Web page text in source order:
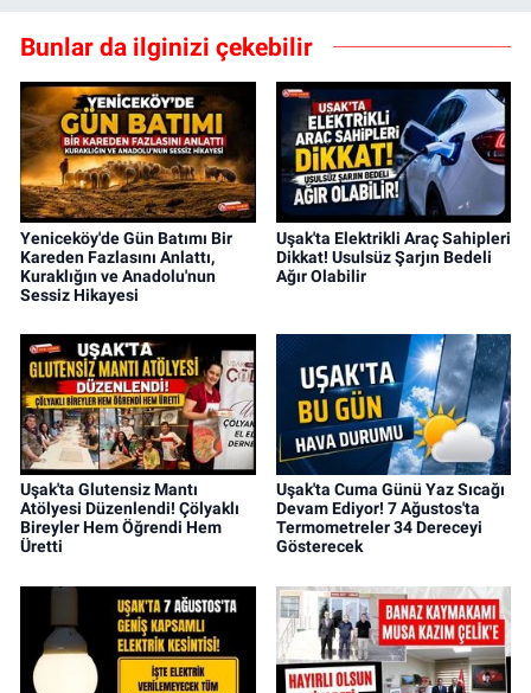
Bunlar da ilginizi çekebilir
Yeniceköy'de Gün Batımı Bir
Kareden Fazlasını Anlattı,
Kuraklığın ve Anadolu'nun
Sessiz Hikayesi
Uşak'ta Elektrikli Araç Sahipleri
Dikkat! Usulsüz Şarjın Bedeli
Ağır Olabilir
Uşak'ta Glutensiz Mantı
Atölyesi Düzenlendi! Çölyaklı
Bireyler Hem Öğrendi Hem
Üretti
Uşak'ta Cuma Günü Yaz Sıcağı
Devam Ediyor! 7 Ağustos'ta
Termometreler 34 Dereceyi
Gösterecek